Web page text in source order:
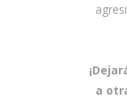
a